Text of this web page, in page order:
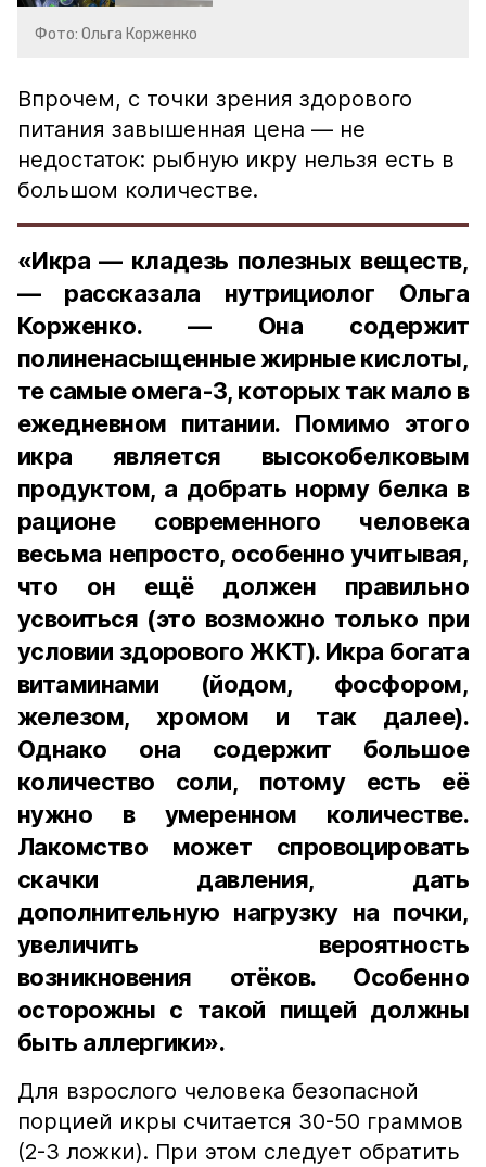
Фото: Ольга Корженко
Впрочем, с точки зрения здорового
питания завышенная цена — не
недостаток: рыбную икру нельзя есть в
большом количестве.
«Икра — кладезь полезных веществ,
— рассказала нутрициолог Ольга
Корженко. — Она содержит
полиненасыщенные жирные кислоты,
те самые омега-3, которых так мало в
ежедневном питании. Помимо этого
икра является высокобелковым
продуктом, а добрать норму белка в
рационе современного человека
весьма непросто, особенно учитывая,
что он ещё должен правильно
усвоиться (это возможно только при
условии здорового ЖКТ). Икра богата
витаминами (йодом, фосфором,
железом, хромом и так далее).
Однако она содержит большое
количество соли, потому есть её
нужно в умеренном количестве.
Лакомство может спровоцировать
скачки давления, дать
дополнительную нагрузку на почки,
увеличить вероятность
возникновения отёков. Особенно
осторожны с такой пищей должны
быть аллергики».
Для взрослого человека безопасной
порцией икры считается 30-50 граммов
(2-3 ложки). При этом следует обратить